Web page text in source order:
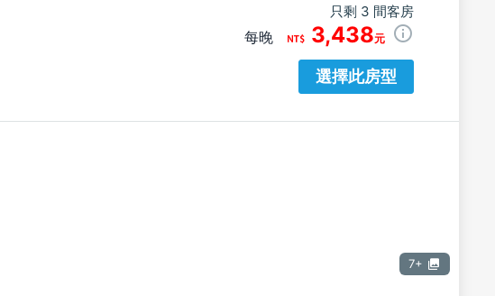
只剩 3 間客房
每晚 3,438元
選擇此房型
7+